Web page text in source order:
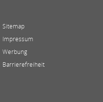
Sitemap
Impressum
Werbung
Barrierefreiheit